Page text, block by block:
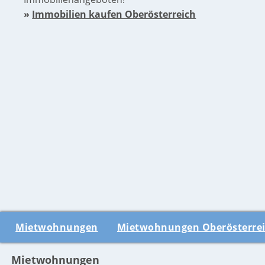
» Immobilien kaufen Oberösterreich
Mietwohnungen Mietwohnungen
Mietwohnungen